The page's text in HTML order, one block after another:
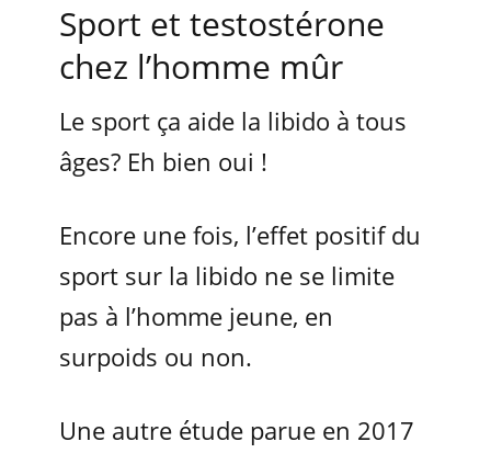
Sport et testostérone
chez l’homme mûr
Le sport ça aide la libido à tous
âges? Eh bien oui !
Encore une fois, l’effet positif du
sport sur la libido ne se limite
pas à l’homme jeune, en
surpoids ou non.
Une autre étude parue en 2017